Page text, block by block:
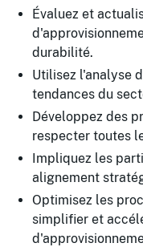
Évaluez et
durabilité.
Utilisez l'analyse
tendances du
Développez des
respecter toutes
Impliquez les
alignement
Optimisez les
simplifier et